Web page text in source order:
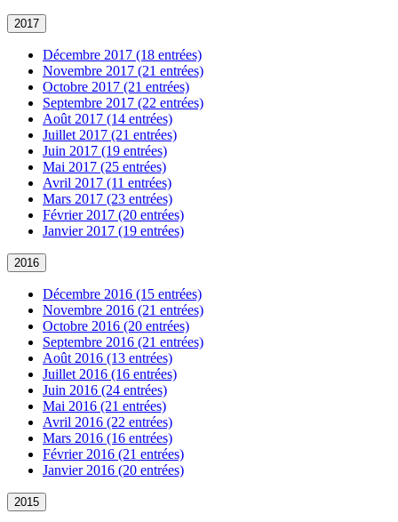
2017
Décembre 2017 (18 entrées)
Novembre 2017 (21 entrées)
Octobre 2017 (21 entrées)
Septembre 2017 (22 entrées)
Août 2017 (14 entrées)
Juillet 2017 (21 entrées)
Juin 2017 (19 entrées)
Mai 2017 (25 entrées)
Avril 2017 (11 entrées)
Mars 2017 (23 entrées)
Février 2017 (20 entrées)
Janvier 2017 (19 entrées)
2016
Décembre 2016 (15 entrées)
Novembre 2016 (21 entrées)
Octobre 2016 (20 entrées)
Septembre 2016 (21 entrées)
Août 2016 (13 entrées)
Juillet 2016 (16 entrées)
Juin 2016 (24 entrées)
Mai 2016 (21 entrées)
Avril 2016 (22 entrées)
Mars 2016 (16 entrées)
Février 2016 (21 entrées)
Janvier 2016 (20 entrées)
2015